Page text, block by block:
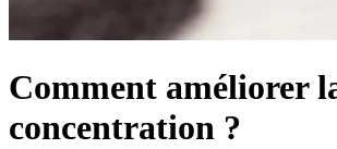
Comment améliorer
concentration ?